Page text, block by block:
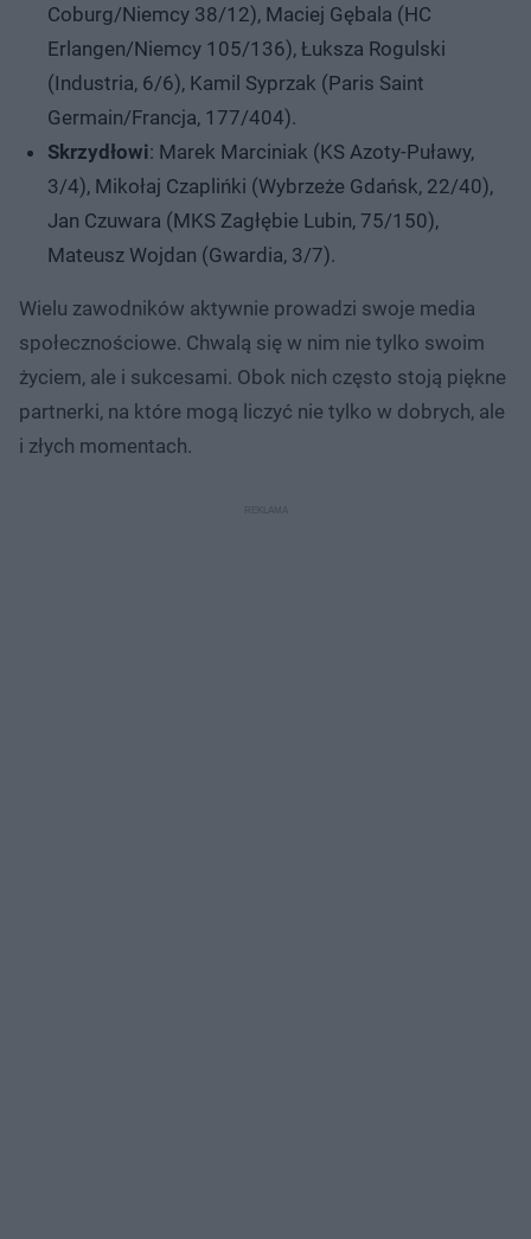
Coburg/Niemcy 38/12), Maciej Gębala (HC
Erlangen/Niemcy 105/136), Łuksza Rogulski
(Industria, 6/6), Kamil Syprzak (Paris Saint
Germain/Francja, 177/404).
Skrzydłowi: Marek Marciniak (KS Azoty-Puławy,
3/4), Mikołaj Czaplińki (Wybrzeże Gdańsk, 22/40),
Jan Czuwara (MKS Zagłębie Lubin, 75/150),
Mateusz Wojdan (Gwardia, 3/7).
Wielu zawodników aktywnie prowadzi swoje media
społecznościowe. Chwalą się w nim nie tylko swoim
życiem, ale i sukcesami. Obok nich często stoją piękne
partnerki, na które mogą liczyć nie tylko w dobrych, ale
i złych momentach.